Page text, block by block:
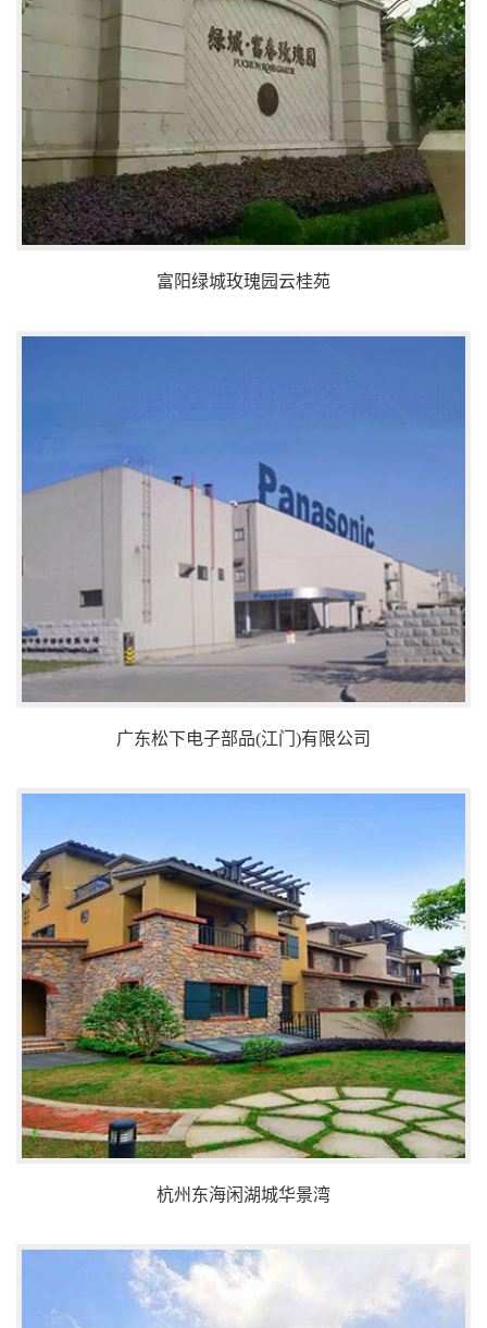
富阳绿城玫瑰园云桂苑
广东松下电子部品(江门)有限公司
杭州东海闲湖城华景湾